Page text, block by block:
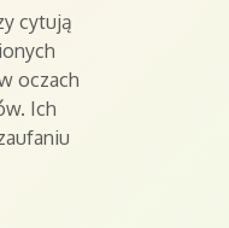
cytują
oczach
Ich